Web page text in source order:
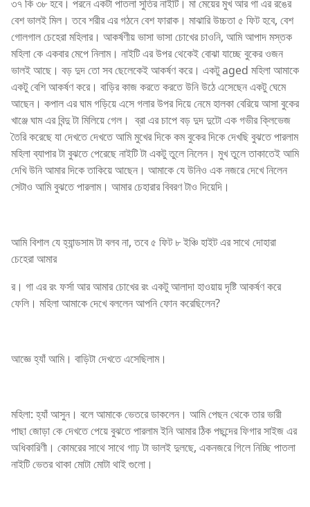
৩৭ কি ৩৮ হবে। পরনে একটা পাতলা সুতির নাইটি। মা মেয়ের মুখ আর গা এর রঙের
বেশ ভালই মিল। তবে শরীর এর গঠনে বেশ ফারাক। মাঝারি উচ্চতা ৫ ফিট হবে, বেশ
গোলগাল চেহেরা মহিলার। আকর্ষণীয় ভাসা ভাসা চোখের চাওনি, আমি আপাদ মস্তক
মহিলা কে একবার মেপে নিলাম। নাইটি এর উপর থেকেই বোঝা যাচ্ছে বুকের ওজন
ভালই আছে। বড় দুদ তো সব ছেলেকেই আকর্ষণ করে। একটু aged মহিলা আমাকে
একটু বেশি আকর্ষণ করে। বাড়ির কাজ করতে করতে উনি উঠে এসেছেন একটু ঘেমে
আছেন। কপাল এর ঘাম গড়িয়ে এসে গলার উপর দিয়ে নেমে হালকা বেরিয়ে আসা বুকের
খাঞ্জে ঘাম এর বিন্দু টা মিলিয়ে গেল। ব্রা এর চাপে বড় দুদ দুটো এক গভীর ক্লিভেজ
তৈরি করেছে যা দেখতে দেখতে আমি মুখের দিকে কম বুকের দিকে দেখছি বুঝতে পারলাম
মহিলা ব্যাপার টা বুঝতে পেরেছে নাইটি টা একটু তুলে নিলেন। মুখ তুলে তাকাতেই আমি
দেখি উনি আমার দিকে তাকিয়ে আছেন। আমাকে যে উনিও এক নজরে দেখে নিলেন
সেটাও আমি বুঝতে পারলাম। আমার চেহারার বিবরণ টাও দিয়েদি।
আমি বিশাল যে হ্যান্ডসাম টা বলব না, তবে ৫ ফিট ৮ ইঞ্চি হাইট এর সাথে দোহারা
চেহেরা আমার
র। গা এর রং ফর্সা আর আমার চোখের রং একটু আলাদা হাওয়ায় দৃষ্টি আকর্ষণ করে
ফেলি। মহিলা আমাকে দেখে বললেন আপনি ফোন করেছিলেন?
আজ্ঞে হ্যাঁ আমি। বাড়িটা দেখতে এসেছিলাম।
মহিলা: হ্যাঁ আসুন। বলে আমাকে ভেতরে ডাকলেন। আমি পেছন থেকে তার ভারী
পাছা জোড়া কে দেখতে পেয়ে বুঝতে পারলাম ইনি আমার ঠিক পছন্দের ফিগার সাইজ এর
অধিকারিণী। কোমরের সাথে সাথে গাঢ় টা ভালই দুলছে, একনজরে গিলে নিচ্ছি পাতলা
নাইটি ভেতর থাকা মোটা মোটা থাই গুলো।